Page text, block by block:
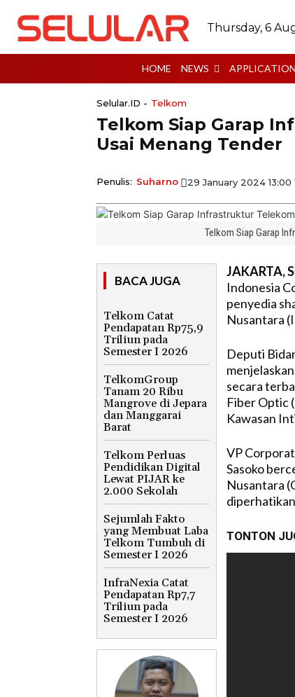
Thursday, 6
HOME NEWS
Selular.ID - Telkom
Telkom Siap Garap
Usai Menang Tender
Penulis: Suharno 29 January 2024 13:00
Telkom Siap Garap
BACA JUGA
Telkom Catat
Pendapatan Rp75,9
Triliun pada
Semester I 2026
TelkomGroup
Tanam 20 Ribu
Mangrove di Jepara
dan Manggarai
Barat
Telkom Perluas
Pendidikan Digital
Lewat PIJAR ke
2.000 Sekolah
Sejumlah Fakto
yang Membuat Laba
Telkom Tumbuh di
Semester I 2026
InfraNexia Catat
Pendapatan Rp7,7
Triliun pada
Semester I 2026
JAKARTA,
Indonesia
penyedia
Nusantara
Deputi
secara
Fiber Optic
Kawasan
VP
Sasoko
Nusantara
TONTON